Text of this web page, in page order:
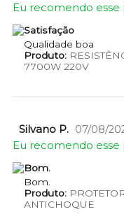
Eu recomendo esse
Satisfação
Qualidade boa
Produto:
7700W 220V
Silvano P. 07/08/
Eu recomendo esse
Bom.
Bom.
Produto:
ANTICHOQUE